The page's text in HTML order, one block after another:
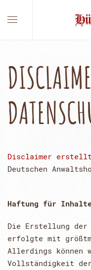
Disclaimer erstellt
Deutschen
Haftung für
Die Erstellung der
erfolgte mit
Allerdings können
Vollständigkeit